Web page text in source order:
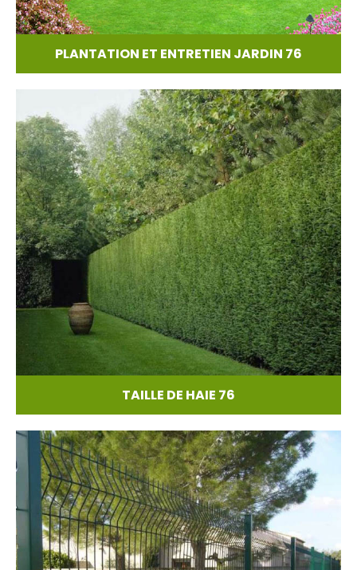
PLANTATION ET ENTRETIEN JARDIN 76
TAILLE DE HAIE 76